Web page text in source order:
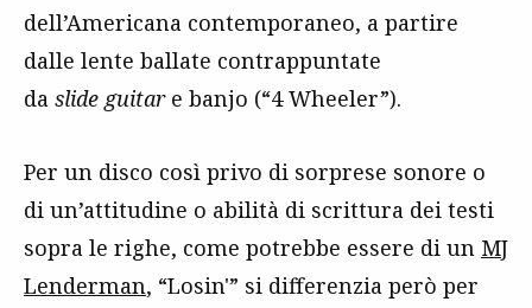
dell’Americana contemporaneo, a partire
dalle lente ballate contrappuntate
da slide guitare banjo (“4 Wheeler”).
Per un disco così privo di sorprese sonore o
di un’attitudine o abilità di scrittura dei testi
sopra le righe, come potrebbe essere di un MJ
Lenderman, “Losin'” si differenzia però per